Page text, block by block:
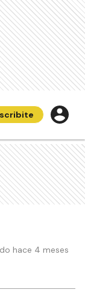
hace 4 meses